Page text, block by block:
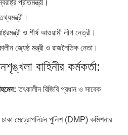
প্রতিমন্ত্রী।
ও শীর্ষ আওয়ামী লীগ নেত্রী।
জ্যেষ্ঠ মন্ত্রী ও রাজনৈতিক নেতা।
বাহিনীর কর্মকর্তা:
তৎকালীন বিজিবি প্রধান ও সাবেক
মেট্রোপলিটন পুলিশ (DMP) কমিশনার